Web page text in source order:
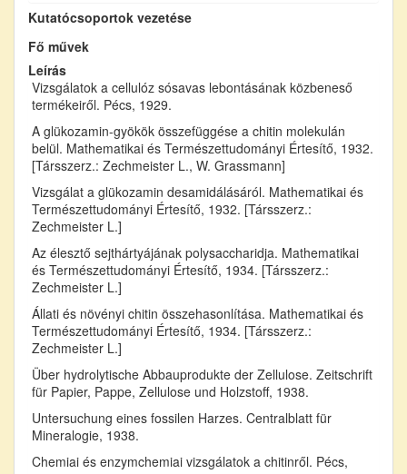
Kutatócsoportok vezetése
Fő művek
Leírás
Vizsgálatok a cellulóz sósavas lebontásának közbeneső
termékeiről. Pécs, 1929.
A glükozamin-gyökök összefüggése a chitin molekulán
belül. Mathematikai és Természettudományi Értesítő, 1932.
[Társszerz.: Zechmeister L., W. Grassmann]
Vizsgálat a glükozamin desamidálásáról. Mathematikai és
Természettudományi Értesítő, 1932. [Társszerz.:
Zechmeister L.]
Az élesztő sejthártyájának polysaccharidja. Mathematikai
és Természettudományi Értesítő, 1934. [Társszerz.:
Zechmeister L.]
Állati és növényi chitin összehasonlítása. Mathematikai és
Természettudományi Értesítő, 1934. [Társszerz.:
Zechmeister L.]
Über hydrolytische Abbauprodukte der Zellulose. Zeitschrift
für Papier, Pappe, Zellulose und Holzstoff, 1938.
Untersuchung eines fossilen Harzes. Centralblatt für
Mineralogie, 1938.
Chemiai és enzymchemiai vizsgálatok a chitinről. Pécs,